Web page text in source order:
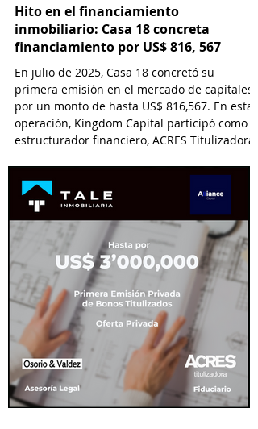
Hito en el financiamiento
inmobiliario: Casa 18 concreta
financiamiento por US$ 816, 567
En julio de 2025, Casa 18 concretó su
primera emisión en el mercado de capitales
por un monto de hasta US$ 816,567. En esta
operación, Kingdom Capital participó como
estructurador financiero, ACRES Titulizadora
Estructurador y Lau-Tam & Walde como
asesor legal.